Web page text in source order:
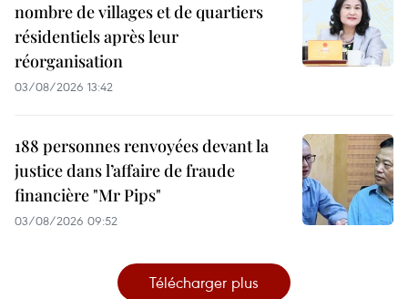
nombre de villages et de quartiers
résidentiels après leur
réorganisation
03/08/2026 13:42
188 personnes renvoyées devant la
justice dans l’affaire de fraude
financière "Mr Pips"
03/08/2026 09:52
Télécharger plus